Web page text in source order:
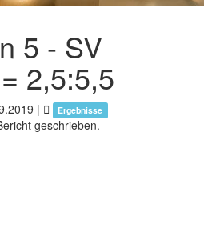
5 - SV
2,5:5,5
| Ergebnisse
geschrieben.